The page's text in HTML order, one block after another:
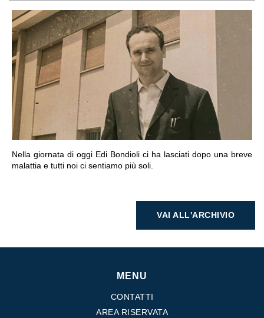
Nella giornata di oggi Edi Bondioli ci ha lasciati dopo una breve
malattia e tutti noi ci sentiamo più soli.
VAI ALLA SEZIONE
VAI ALL'ARCHIVIO
MENU
CONTATTI
AREA RISERVATA